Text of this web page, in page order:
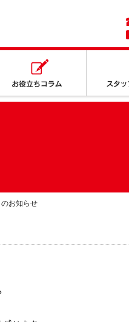
お知らせ